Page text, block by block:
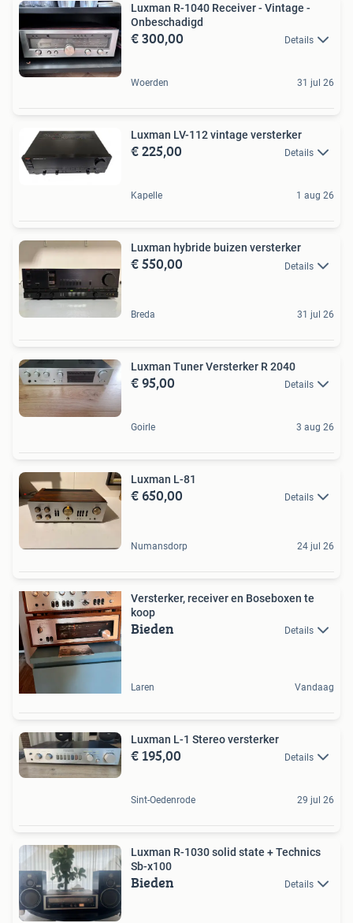
Luxman R-1040 Receiver - Vintage -
Onbeschadigd
€ 300,00 Details
Woerden 31 jul 26
Luxman LV-112 vintage versterker
€ 225,00 Details
Kapelle 1 aug 26
Luxman hybride buizen versterker
€ 550,00 Details
Breda 31 jul 26
Luxman Tuner Versterker R 2040
€ 95,00 Details
Goirle 3 aug 26
Luxman L-81
€ 650,00 Details
Numansdorp 24 jul 26
Versterker, receiver en Boseboxen te
koop
Bieden Details
Laren Vandaag
Luxman L-1 Stereo versterker
€ 195,00 Details
Sint-Oedenrode 29 jul 26
Luxman R-1030 solid state + Technics
Sb-x100
Bieden Details